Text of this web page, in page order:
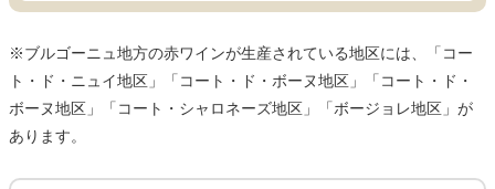
※ブルゴーニュ地方の赤ワインが生産されている地区には、「コー
ト・ド・ニュイ地区」「コート・ド・ボーヌ地区」「コート・ド・
ボーヌ地区」「コート・シャロネーズ地区」「ボージョレ地区」が
あります。